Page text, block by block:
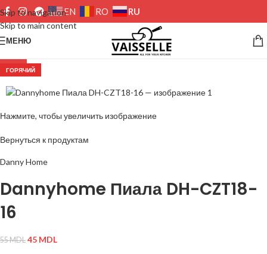
Skip to navigation
Skip to main content
EN RO RU
МЕНЮ
ГОРЯЧИЙ
Нажмите, чтобы увеличить изображение
Вернуться к продуктам
Danny Home
Dannyhome Пиала DH-CZT18-
16
55MDL 45 MDL